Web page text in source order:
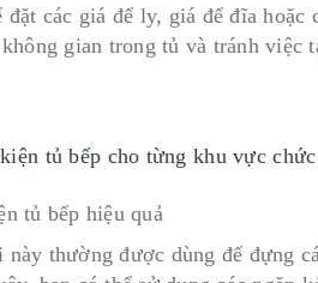
các giá để ly, giá để đĩa
gian trong tủ và tránh việc
tủ bếp cho từng khu vực
thường được dùng để đựng